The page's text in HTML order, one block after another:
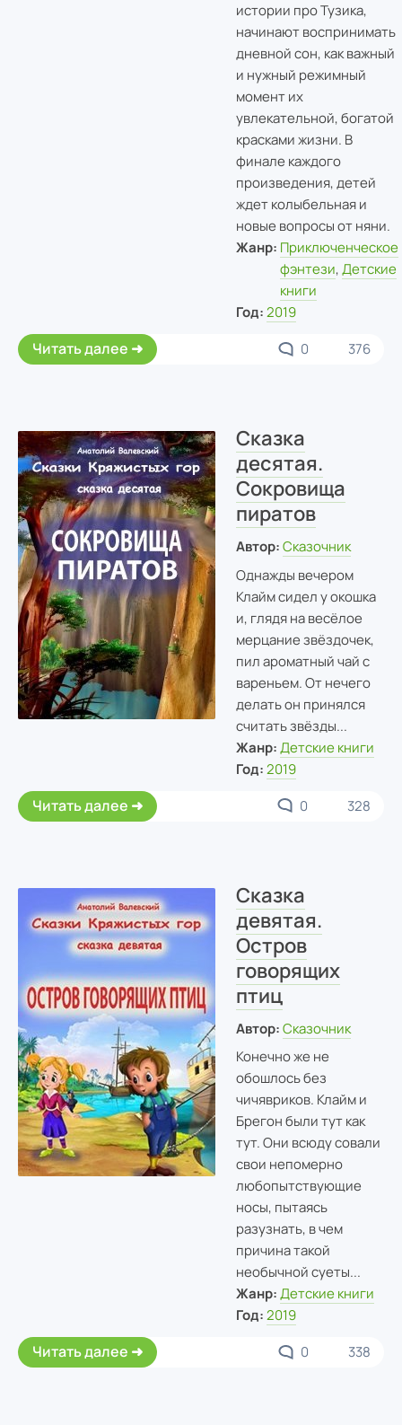
истории про Тузика,
начинают воспринимать
дневной сон, как важный
и нужный режимный
момент их
увлекательной, богатой
красками жизни. В
финале каждого
произведения, детей
ждет колыбельная и
новые вопросы от няни.
Жанр: Приключенческое
фэнтези,Детские
книги
Год: 2019
Читать далее 0 376
Сказка
десятая.
Сокровища
пиратов
Автор: Сказочник
Однажды вечером
Клайм сидел у окошка
и, глядя на весёлое
мерцание звёздочек,
пил ароматный чай с
вареньем. От нечего
делать он принялся
считать звёзды...
Жанр: Детские книги
Год: 2019
Читать далее 0 328
Сказка
девятая.
Остров
говорящих
птиц
Автор: Сказочник
Конечно же не
обошлось без
чичявриков. Клайм и
Брегон были тут как
тут. Они всюду совали
свои непомерно
любопытствующие
носы, пытаясь
разузнать, в чем
причина такой
необычной суеты...
Жанр: Детские книги
Год: 2019
Читать далее 0 338